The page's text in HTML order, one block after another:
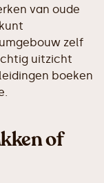
van oude
zelf
uitzicht
boeken
of